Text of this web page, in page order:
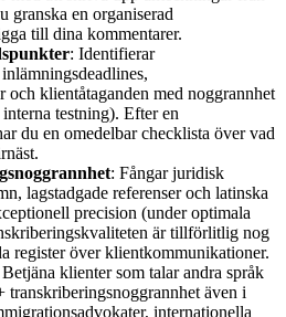
granska en organiserad
till dina kommentarer.
: Identifierar
och klientåtaganden med noggrannhet
testning). Efter en
du en omedelbar checklista över vad
: Fångar juridisk
lagstadgade referenser och latinska
precision (under optimala
är tillförlitlig nog
register över klientkommunikationer.
Betjäna klienter som talar andra språk
transkriberingsnoggrannhet även i
internationella